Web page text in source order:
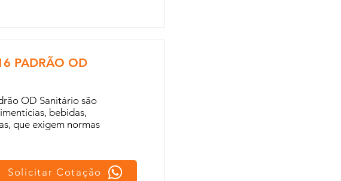
PADRÃO OD
OD Sanitário são
bebidas,
que exigem normas
Solicitar Cotação